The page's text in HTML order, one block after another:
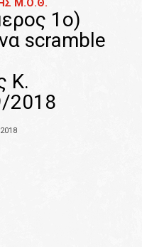
Μ.Ο.Θ.
1ο)
scramble
Κ.
2018